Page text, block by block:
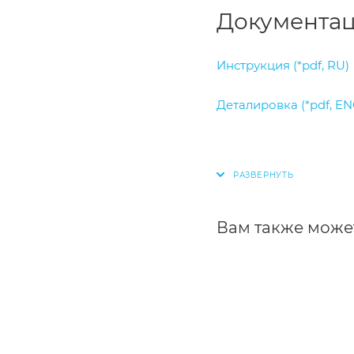
Инструкция (*pdf, RU)
Деталировка (*pdf,
Вам также